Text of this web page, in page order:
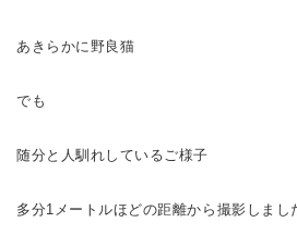
あきらかに野良猫
でも
随分と人馴れしているご様子
多分1メートルほどの距離から撮影しまし